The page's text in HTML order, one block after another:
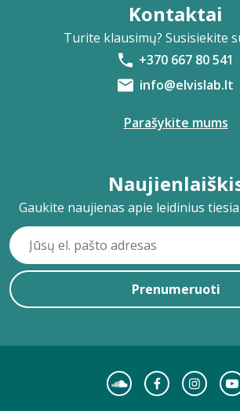
Kontaktai
Turite klausimų? Susisiekite
+370 667 80 541
info@elvislab.lt
Parašykite mums
Gaukite naujienas apie leidinius
Prenumeruoti